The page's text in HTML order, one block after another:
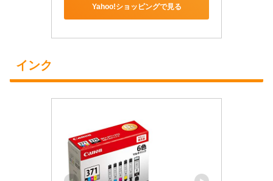
Yahoo!ショッピングで見る
インク